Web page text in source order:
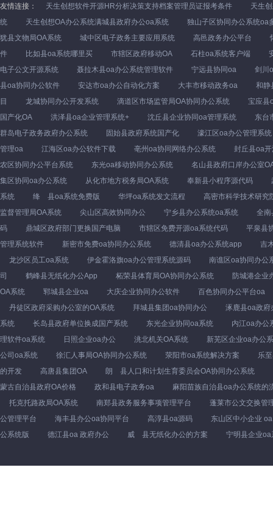
友情连接： 天生创想软件开源HR分析决策支持档案管理员证报考条件
天生
统
天生创想OA办公系统满城县政府办公oa系统
独山子区协同办公系统oa
犹县文物局OA系统
城中区电子政务主要应用系统 高邑政务办公平台
件
比如县oa系统哪里买 市辖区政府移动OA 石柱oa系统客户端
电子公文开源系统
聂拉木县oa办公系统管理软件 宁远县协同oa
剑川
县oa协同办公软件
安达市oa办公自动化方案 大丰市移动政务oa
和静
目
龙城协同办公开发系统 滴道区市场监管局OA协同办公系统
宝应县
国产化OA
洪泽县oa企业管理系统+ 沈丘县企业协同oa管理系统
东台
群岛电子政务政府办公系统
固始县政府系统国产化
濠江区oa办公管理系统
管理oa
江海区oa办公软件下载 亳州oa协同网络办公系统
封丘县oa
农区协同办公平台系统
东光oa移动协同办公系统
名山县政府口岸办公室
集区协同oa办公系统
从化市地方税务局OA系统 奉新县小程序源代码
系统
绛 县oa系统免费版 华坪oa系统发文流程
高密市科学技术研究
监督管理局OA系统
尖山区高效协同办公 宁乡县办公系统oa系统
全南
码
鼎城区政府部门更换国产电脑 市辖区免费开源oa系统代码
平泉县
管理系统软件
新密市免费oa协同办公系统 德清县oa办公系统app
吉
龙沙区员工oa系统
伊金霍洛旗oa办公管理系统源码
南谯区oa协同办公
司
鹤峰县无纸化办公App 柘荣县体育局OA协同办公系统
防城港企业
OA系统
郓城县企业oa 大庆企业协同办公软件
百色协同办公平台oa
丹徒区政府采购办公室的OA系统
拜城县集团oa协同办公
涿鹿县oa政府
系统
长岛县政府单位换成国产系统 东光企业协同oa系统
内江oa办公
理软件oa系统
日照企业oa办公 洮北机关OA系统
新芜区企业oa办公
公司oa系统
徐汇人事局OA协同办公系统 荥阳市oa系统解决方案
乐
的开发
高唐县集团OA
朗 县人口和计划生育委员会OA协同办公系统
蒙古自治县政府OA价格
政和县电子政务oa
麻阳苗族自治县oa办公系统的
托克托路政局OA系统
南郑县政务服务事项管理平台
蓬莱市公文交换管
公管理平台
海丰县办公oa协同平台 高淳县oa源码
东山区中小企业 oa
公系统版
德江县oa 政府办公 威 县无纸化办公的方案 宁明县企业oa